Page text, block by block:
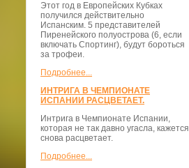
Этот год в Европейских Кубках
получился действительно
Испанским. 5 представителей
Пиренейского полуострова (6, если
включать Спортинг), будут бороться
за трофеи.
Подробнее...
ИНТРИГА В ЧЕМПИОНАТЕ
ИСПАНИИ РАСЦВЕТАЕТ.
Интрига в Чемпионате Испании,
которая не так давно угасла, кажется
снова расцветает.
Подробнее...